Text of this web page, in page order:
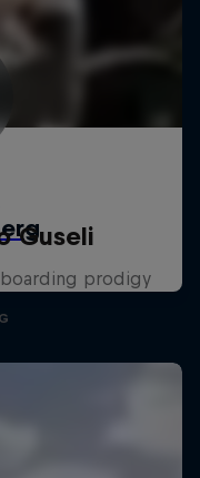
Guseli
prodigy